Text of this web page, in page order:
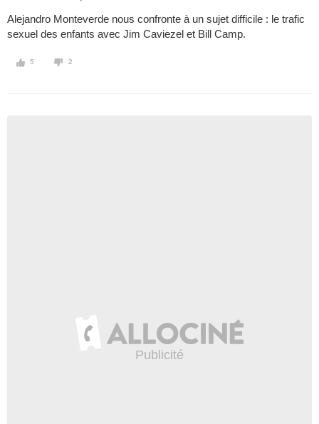
Alejandro Monteverde nous confronte à un sujet difficile : le trafic
sexuel des enfants avec Jim Caviezel et Bill Camp.
5 2